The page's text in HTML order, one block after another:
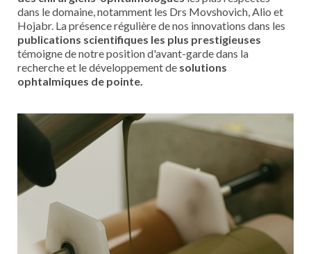
dans le domaine, notamment les Drs Movshovich, Alio et
Hojabr. La présence régulière de nos innovations dans les
publications scientifiques les plus prestigieuses
témoigne de notre position d'avant-garde dans la
recherche et le développement de solutions
ophtalmiques de pointe.